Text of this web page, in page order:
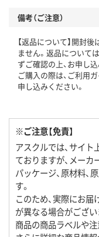
備考（ご注意）
【返品について】開封
ません。返品について
ずご確認の上、お申し込
ご購入の際は、ご利用ガ
申し込みください。
※ご注意【免責】
アスクルでは、サイ
ておりますが、メーカ
パッケージ、原材料、
す。
このため、実際にお
が異なる場合がござ
商品の商品ラベルや